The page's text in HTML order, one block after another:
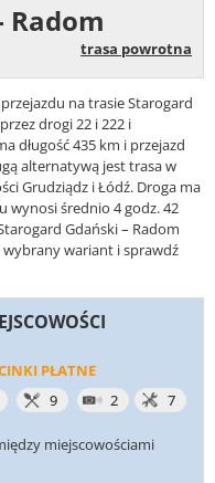
Radom
trasa powrotna
na trasie Starogard
drogi 22 i 222 i
długość 435 km i przejazd
alternatywą jest trasa w
Grudziądz i Łódź. Droga ma
wynosi średnio 4 godz. 42
Gdański – Radom
wybrany wariant i sprawdź
PŁATNE
9 2 7
miejscowościami